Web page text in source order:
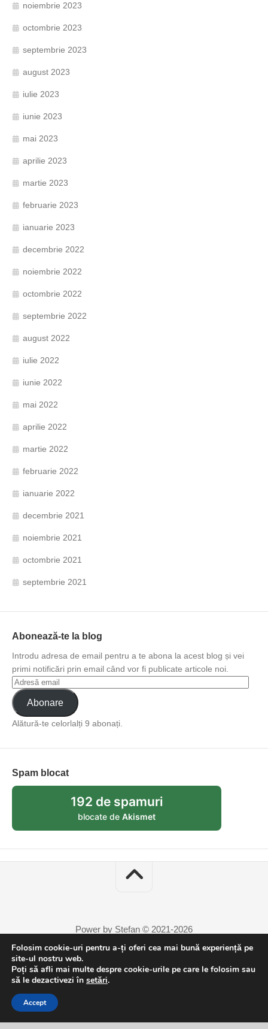
noiembrie 2023
octombrie 2023
septembrie 2023
august 2023
iulie 2023
iunie 2023
mai 2023
aprilie 2023
martie 2023
februarie 2023
ianuarie 2023
decembrie 2022
noiembrie 2022
octombrie 2022
septembrie 2022
august 2022
iulie 2022
iunie 2022
mai 2022
aprilie 2022
martie 2022
februarie 2022
ianuarie 2022
decembrie 2021
noiembrie 2021
octombrie 2021
septembrie 2021
Abonează-te la blog
Introdu adresa de email pentru a te abona la acest blog și vei
primi notificări prin email când vor fi publicate articole noi.
Abonare
Alătură-te celorlalți 9 abonați.
Spam blocat
192 de spamuri
blocate de Akismet
Power by Stefan © 2021-2026
Folosim cookie-uri pentru a-ți oferi cea mai bună experiență pe
site-ul nostru web.
Poți să afli mai multe despre cookie-urile pe care le folosim sau
să le dezactivezi în setări.
Accept